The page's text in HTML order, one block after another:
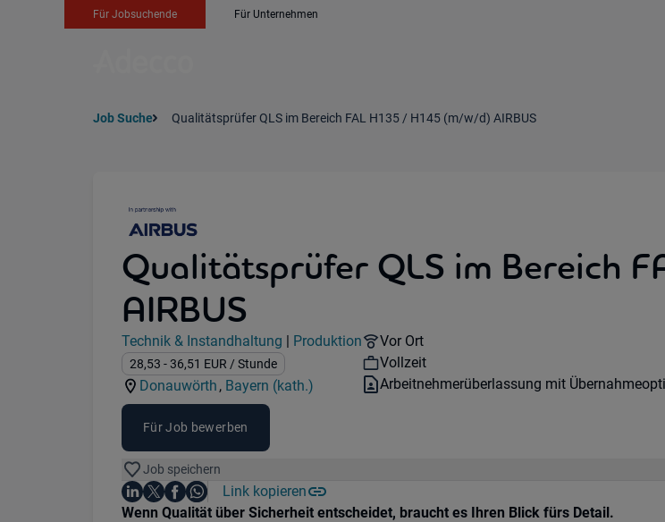
Für Jobsuchende Für Unternehmen
Job Suche Qualitätsprüfer QLS im Bereich FAL H135 / H145 (m/w/d) AIRBUS
Qualitätsprüfer QLS im Bereich
AIRBUS
Jobdetails
Kategorie:
Technik & Instandhaltung |
Industry:
Produktion
Gehalt:
28,53 - 36,51 EUR / Stunde
Standorte:
Donauwörth ,
Region:
Bayern (kath.)
Remote Option:
Vor Ort
Workhours:
Vollzeit
Vertragsart:
Arbeitnehmerüberlassung mit
Für Job bewerben
Job speichern
Teile diesen Job
Auf LinkedIn teilen
Auf X teilen
Auf Facebook teilen
Auf WhatsApp teilen
Link kopieren
Einleitung
Wenn Qualität über Sicherheit entscheidet, braucht es Ihren Blick fürs Detail.